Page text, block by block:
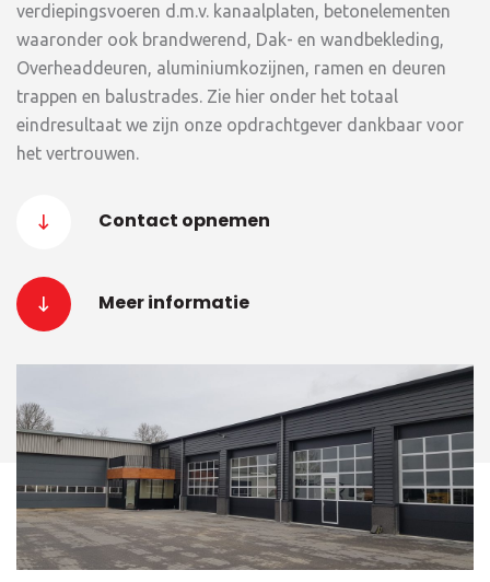
verdiepingsvoeren d.m.v. kanaalplaten, betonelementen
waaronder ook brandwerend, Dak- en wandbekleding,
Overheaddeuren, aluminiumkozijnen, ramen en deuren
trappen en balustrades. Zie hier onder het totaal
eindresultaat we zijn onze opdrachtgever dankbaar voor
het vertrouwen.
Contact opnemen
Meer informatie